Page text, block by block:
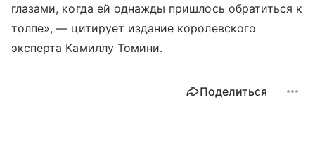
глазами, когда ей однажды пришлось обратиться к
толпе», — цитирует издание королевского
эксперта Камиллу Томини.
Поделиться